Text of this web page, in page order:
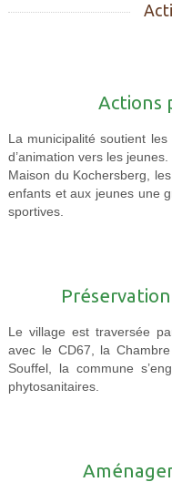
Actions
La municipalité soutient
d’animation vers les
Maison du Kochersberg,
enfants et aux jeunes une
sportives.
Le village est traversée
avec le CD67, la
Souffel, la commune
phytosanitaires.